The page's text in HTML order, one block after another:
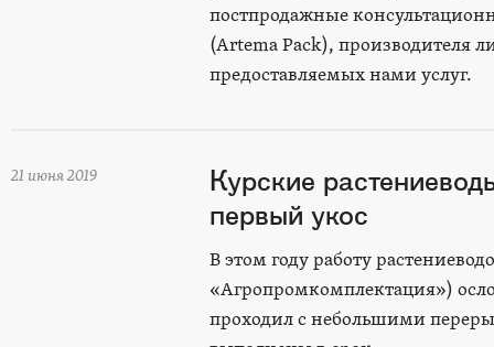
постпродажные
(Artema Pack), производителя
предоставляемых нами услуг.
21 июня 2019
Курские
первый укос
В этом году работу
«Агропромкомплектация»)
проходил с небольшими